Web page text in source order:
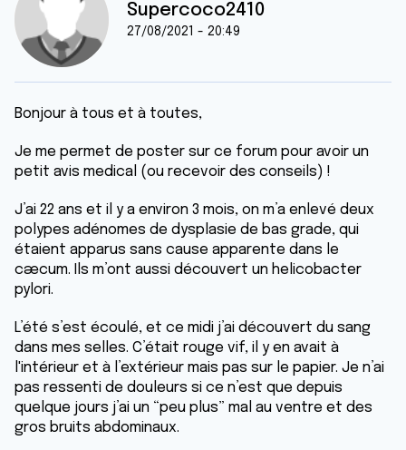
Supercoco2410
27/08/2021 - 20:49
Bonjour à tous et à toutes,
Je me permet de poster sur ce forum pour avoir un
petit avis medical (ou recevoir des conseils) !
J’ai 22 ans et il y a environ 3 mois, on m’a enlevé deux
polypes adénomes de dysplasie de bas grade, qui
étaient apparus sans cause apparente dans le
cæcum. Ils m’ont aussi découvert un helicobacter
pylori.
L’été s’est écoulé, et ce midi j’ai découvert du sang
dans mes selles. C’était rouge vif, il y en avait à
l'intérieur et à l’extérieur mais pas sur le papier. Je n’ai
pas ressenti de douleurs si ce n’est que depuis
quelque jours j’ai un “peu plus” mal au ventre et des
gros bruits abdominaux.